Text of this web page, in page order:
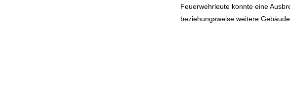
Feuerwehrleute konnte eine
beziehungsweise weitere